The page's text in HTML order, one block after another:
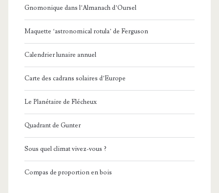
Gnomonique dans l’Almanach d’Oursel
Maquette ‘astronomical rotula’ de Ferguson
Calendrier lunaire annuel
Carte des cadrans solaires d’Europe
Le Planétaire de Flécheux
Quadrant de Gunter
Sous quel climat vivez-vous ?
Compas de proportion en bois